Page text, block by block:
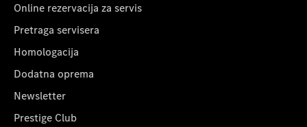
Online rezervacija za servis
Pretraga servisera
Homologacija
Dodatna oprema
Newsletter
Prestige Club